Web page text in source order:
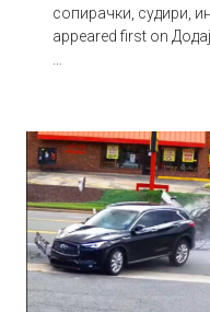
сопирачки, судири,
appeared first on